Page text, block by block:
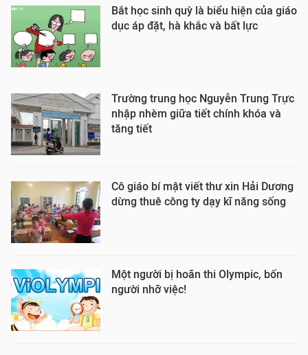
Bắt học sinh quỳ là biểu hiện của giáo
dục áp đặt, hà khắc và bất lực
Trường trung học Nguyễn Trung Trực
nhập nhèm giữa tiết chính khóa và
tăng tiết
Cô giáo bí mật viết thư xin Hải Dương
dừng thuê công ty dạy kĩ năng sống
Một người bị hoãn thi Olympic, bốn
người nhỡ việc!